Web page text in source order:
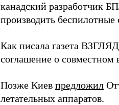
канадский разработчик
производить
Как писала газета
соглашение о совместном
Позже Киев предложил
летательных аппаратов.